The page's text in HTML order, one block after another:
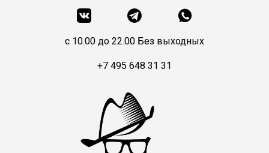
c 10.00 до 22.00 Без выходных
+7 495 648 31 31